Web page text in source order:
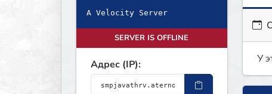
A Velocity Server
SERVER IS OFFLINE
Адрес (IP): У